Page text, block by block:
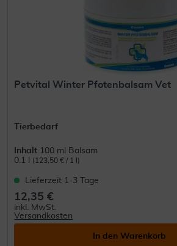
Petvital Winter Pfotenbalsam Vet
Tierbedarf
Inhalt 100 ml Balsam
0.1 l
(123,50 € / 1 l)
Lieferzeit 1-3 Tage
12,35 €
inkl. MwSt.
Versandkosten
In den Warenkorb